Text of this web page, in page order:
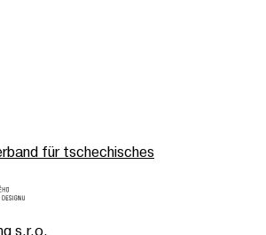
für tschechisches
s.r.o.